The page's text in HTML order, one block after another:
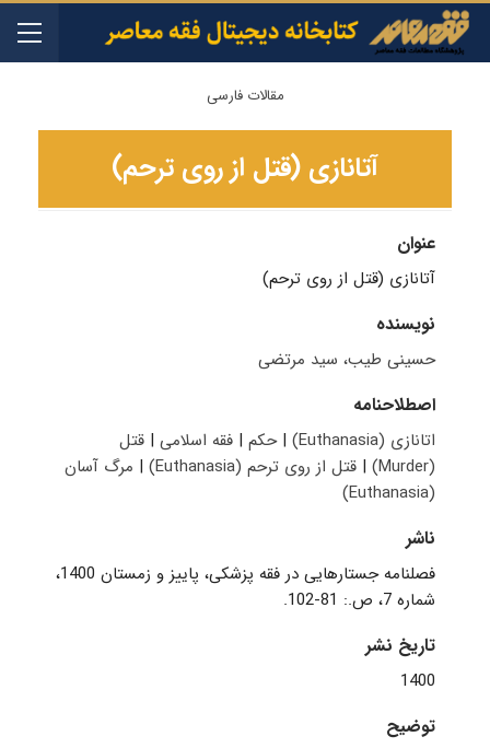
مقالات فارسی
آتانازی (قتل از روی ترحم)
عنوان
آتانازی (قتل از روی ترحم)
نویسنده
حسینی طیب، سید مرتضی
اصطلاحنامه
اتانازی (Euthanasia) |حکم | فقه اسلامی | قتل
(Murder)
| قتل از روی ترحم (Euthanasia) | مرگ آسان
(Euthanasia)
ناشر
فصلنامه جستارهایی در فقه پزشکی، پاییز و زمستان 1400،
شماره 7، ص.: 81-102.
تاریخ نشر
1400
توضیح